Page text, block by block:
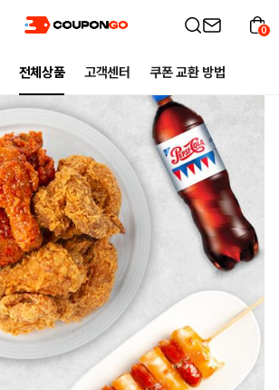
전체상품 고객센터 쿠폰 교환 방법
0